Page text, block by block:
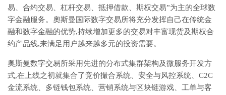
易、合约交易、杠杆交易、抵押借款、期权交易”为主的全球数
字金融服务。奧斯曼国际数字交易所将充分发挥自己在传统金
融和数字金融的优势,持续增加更多的交易对丰富现货及期权合
约产品线,来满足用户越来越多元的投资需要。
奧斯曼数字交易所采用先进的分布式集群架构及微服务开发方
式,在上线之初就集合了竞价撮合系统、安全与风控系统、C2C
金流系统、多链钱包系统、营销系统与区块链游戏、工单与客